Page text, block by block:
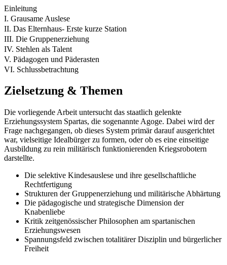
Einleitung
I. Grausame Auslese
II. Das Elternhaus- Erste kurze Station
III. Die Gruppenerziehung
IV. Stehlen als Talent
V. Pädagogen und Päderasten
VI. Schlussbetrachtung
Zielsetzung & Themen
Die vorliegende Arbeit untersucht das staatlich gelenkte
Erziehungssystem Spartas, die sogenannte Agoge. Dabei wird der
Frage nachgegangen, ob dieses System primär darauf ausgerichtet
war, vielseitige Idealbürger zu formen, oder ob es eine einseitige
Ausbildung zu rein militärisch funktionierenden Kriegsrobotern
darstellte.
Die selektive Kindesauslese und ihre gesellschaftliche
Rechtfertigung
Strukturen der Gruppenerziehung und militärische Abhärtung
Die pädagogische und strategische Dimension der
Knabenliebe
Kritik zeitgenössischer Philosophen am spartanischen
Erziehungswesen
Spannungsfeld zwischen totalitärer Disziplin und bürgerlicher
Freiheit